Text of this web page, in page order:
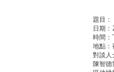
題目：
日期：
時間：
地點：
對談人
陳智德